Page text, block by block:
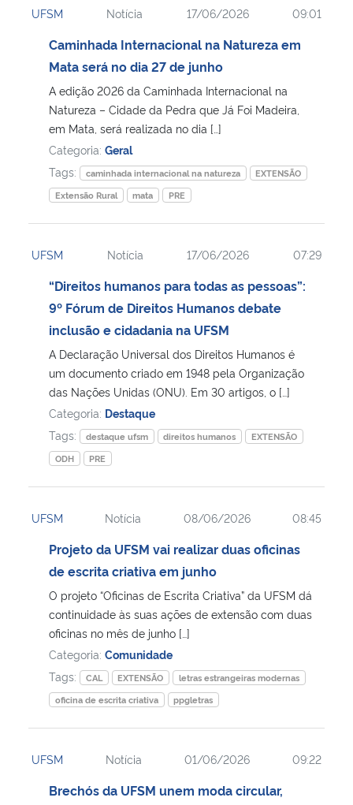
Ministério da Cidadania
Ministério de Minas e Energia
Ministério da Ciência, Tecnologia, Inovações e Comunicações
Ministério do Meio Ambiente
Ministério do Turismo
Ministério do Desenvolvimento Regional
Controladoria-Geral da União
Ministério da Mulher, da Família e dos Direitos Humanos
Secretaria-Geral
Secretaria de Governo
Advocacia-Geral da União
Banco Central do Brasil
UFSM Notícia 17/06/2026 09:01
Caminhada Internacional na Natureza em
Mata será no dia 27 de junho
A edição 2026 da Caminhada Internacional na
Natureza – Cidade da Pedra que Já Foi Madeira,
em Mata, será realizada no dia […]
Categoria: Geral
Tags:
caminhada internacional na natureza
EXTENSÃO
Extensão Rural
mata PRE
UFSM Notícia 17/06/2026 07:29
“Direitos humanos para todas as pessoas”:
9º Fórum de Direitos Humanos debate
inclusão e cidadania na UFSM
A Declaração Universal dos Direitos Humanos é
um documento criado em 1948 pela Organização
das Nações Unidas (ONU). Em 30 artigos, o […]
Categoria: Destaque
Tags:
destaque ufsm direitos humanos
EXTENSÃO
ODH
PRE
UFSM Notícia 08/06/2026 08:45
Projeto da UFSM vai realizar duas oficinas
de escrita criativa em junho
O projeto “Oficinas de Escrita Criativa” da UFSM dá
continuidade às suas ações de extensão com duas
oficinas no mês de junho […]
Categoria: Comunidade
Tags:
CAL EXTENSÃO
letras estrangeiras modernas
oficina de escrita criativa
ppgletras
UFSM Notícia 01/06/2026 09:22
Brechós da UFSM unem moda circular,